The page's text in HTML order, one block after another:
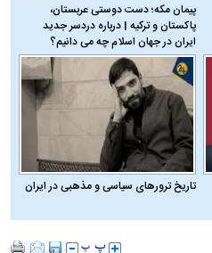
پیمان مکه؛ دست دوستی عربستان،
پاکستان و ترکیه | درباره دردسر جدید
ایران در جهان اسلام چه می دانیم؟
تاریخ ترورهای سیاسی و مذهبی در ایران